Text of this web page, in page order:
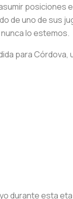
posiciones
de uno de sus
lo estemos.
para Córdova,
durante esta